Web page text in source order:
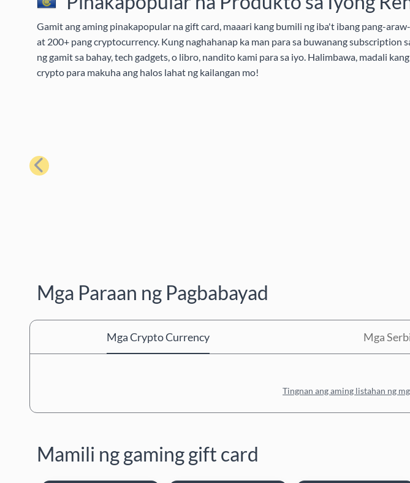
Gamit ang aming pinakapopular na gift card, maaari kang bumili ng iba't ibang pang-
at 200+ pang cryptocurrency. Kung naghahanap ka man para sa buwanang subscription
ng gamit sa bahay, tech gadgets, o libro, nandito kami para sa iyo. Halimbawa, madali
crypto para makuha ang halos lahat ng kailangan mo!
Nakaraan
Mga Paraan ng Pagbabayad
Mga Crypto Currency Mga
Tingnan ang aming listahan ng
Mamili ng gaming gift card